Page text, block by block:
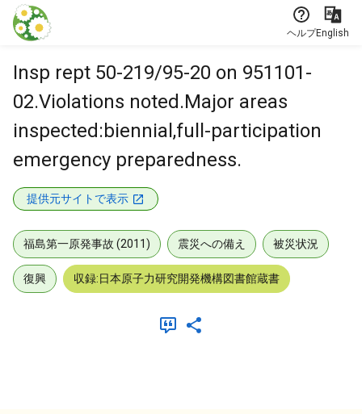
本文に飛ぶ
ヘルプEnglish
Insp rept 50-219/95-20 on 951101-
02.Violations noted.Major areas
inspected:biennial,full-participation
emergency preparedness.
提供元サイトで表示
福島第一原発事故 (2011) 震災への備え 被災状況
復興 収録:日本原子力研究開発機構図書館蔵書